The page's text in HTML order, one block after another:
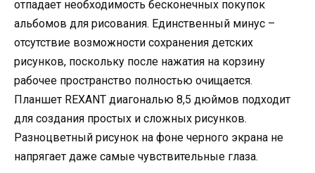
отпадает необходимость бесконечных покупок
альбомов для рисования. Единственный минус –
отсутствие возможности сохранения детских
рисунков, поскольку после нажатия на корзину
рабочее пространство полностью очищается.
Планшет REXANT диагональю 8,5 дюймов подходит
для создания простых и сложных рисунков.
Разноцветный рисунок на фоне черного экрана не
напрягает даже самые чувствительные глаза.